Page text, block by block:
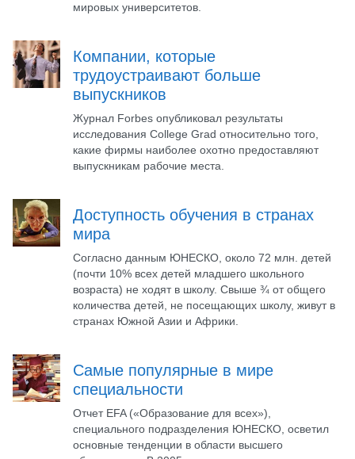
мировых университетов.
Компании, которые
трудоустраивают больше
выпускников
Журнал Forbes опубликовал результаты
исследования College Grad относительно того,
какие фирмы наиболее охотно предоставляют
выпускникам рабочие места.
Доступность обучения в странах
мира
Согласно данным ЮНЕСКО, около 72 млн. детей
(почти 10% всех детей младшего школьного
возраста) не ходят в школу. Свыше ¾ от общего
количества детей, не посещающих школу, живут в
странах Южной Азии и Африки.
Самые популярные в мире
специальности
Отчет EFA («Образование для всех»),
специального подразделения ЮНЕСКО, осветил
основные тенденции в области высшего